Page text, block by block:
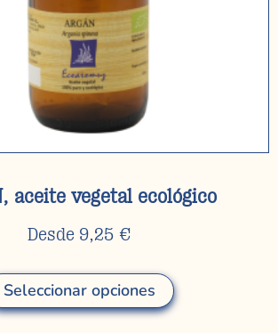
aceite vegetal ecológico
Desde 9,25 €
Seleccionar opciones